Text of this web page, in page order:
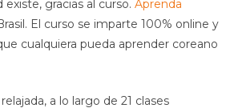
existe, gracias al curso. Aprenda
El curso se imparte 100% online y
cualquiera pueda aprender coreano
a lo largo de 21 clases